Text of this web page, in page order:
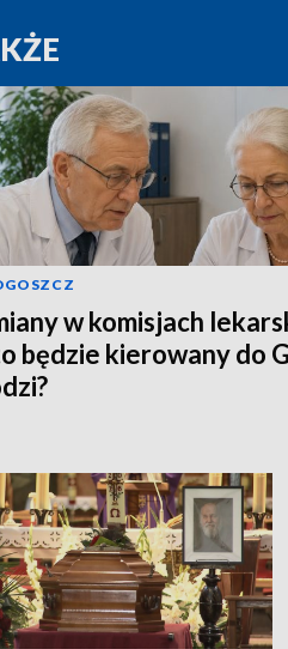
w komisjach
będzie kierowany do